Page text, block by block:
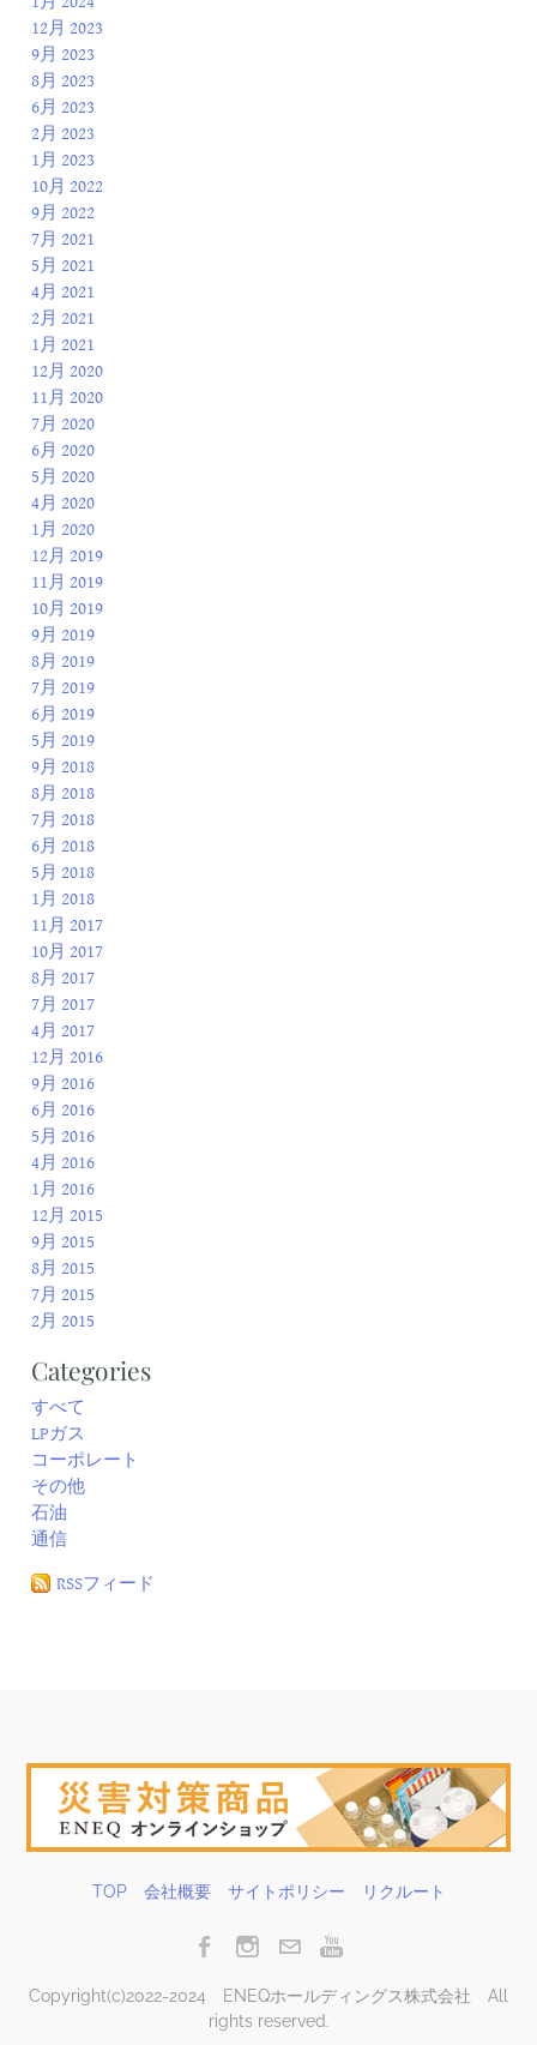
12月 2023
9月 2023
8月 2023
6月 2023
2月 2023
1月 2023
10月 2022
9月 2022
7月 2021
5月 2021
4月 2021
2月 2021
1月 2021
12月 2020
11月 2020
7月 2020
6月 2020
5月 2020
4月 2020
1月 2020
12月 2019
11月 2019
10月 2019
9月 2019
8月 2019
7月 2019
6月 2019
5月 2019
9月 2018
8月 2018
7月 2018
6月 2018
5月 2018
1月 2018
11月 2017
10月 2017
8月 2017
7月 2017
4月 2017
12月 2016
9月 2016
6月 2016
5月 2016
4月 2016
1月 2016
12月 2015
9月 2015
8月 2015
7月 2015
2月 2015
Categories
すべて
LPガス
コーポレート
その他
石油
通信
RSSフィード
TOP 会社概要 サイトポリシー リクルート
Copyright(c)2022-2024 ENEQホールディングス株式会社 All
rights reserved.